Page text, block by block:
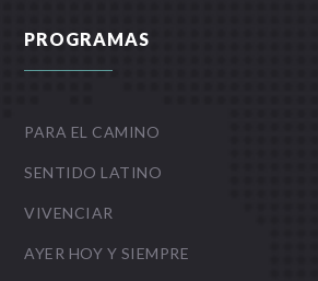
PROGRAMAS
PARA EL CAMINO
SENTIDO LATINO
VIVENCIAR
AYER HOY Y SIEMPRE